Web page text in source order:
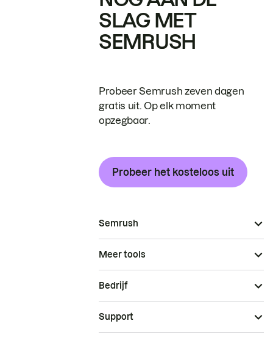
SLAG MET
SEMRUSH
Probeer Semrush zeven dagen
gratis uit. Op elk moment
opzegbaar.
Probeer het kosteloos uit
Semrush
Meer tools
Bedrijf
Support